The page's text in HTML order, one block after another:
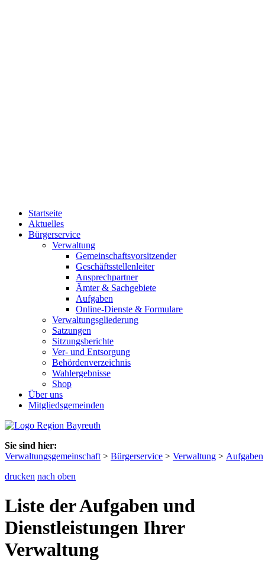
Startseite
Aktuelles
Bürgerservice
Verwaltung
Gemeinschaftsvorsitzender
Geschäftsstellenleiter
Ansprechpartner
Ämter & Sachgebiete
Aufgaben
Online-Dienste & Formulare
Verwaltungsgliederung
Satzungen
Sitzungsberichte
Ver- und Entsorgung
Behördenverzeichnis
Wahlergebnisse
Shop
Über uns
Mitgliedsgemeinden
Sie sind hier:
Verwaltungsgemeinschaft > Bürgerservice > Verwaltung > Aufgaben
drucken nach oben
Liste der Aufgaben und
Dienstleistungen Ihrer
Verwaltung